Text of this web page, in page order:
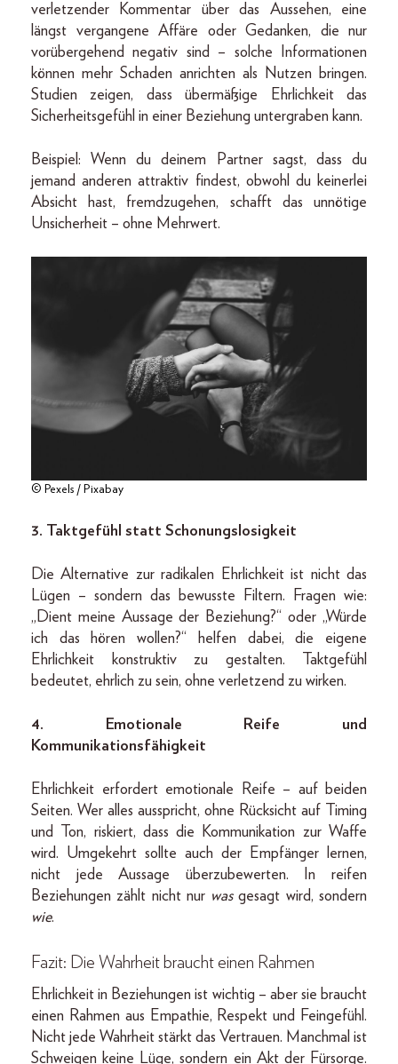
verletzender Kommentar über das Aussehen, eine
längst vergangene Affäre oder Gedanken, die nur
vorübergehend negativ sind – solche Informationen
können mehr Schaden anrichten als Nutzen bringen.
Studien zeigen, dass übermäßige Ehrlichkeit das
Sicherheitsgefühl in einer Beziehung untergraben kann.
Beispiel: Wenn du deinem Partner sagst, dass du
jemand anderen attraktiv findest, obwohl du keinerlei
Absicht hast, fremdzugehen, schafft das unnötige
Unsicherheit – ohne Mehrwert.
© Pexels / Pixabay
3. Taktgefühl statt Schonungslosigkeit
Die Alternative zur radikalen Ehrlichkeit ist nicht das
Lügen – sondern das bewusste Filtern. Fragen wie:
„Dient meine Aussage der Beziehung?“ oder „Würde
ich das hören wollen?“ helfen dabei, die eigene
Ehrlichkeit konstruktiv zu gestalten. Taktgefühl
bedeutet, ehrlich zu sein, ohne verletzend zu wirken.
4. Emotionale Reife und
Kommunikationsfähigkeit
Ehrlichkeit erfordert emotionale Reife – auf beiden
Seiten. Wer alles ausspricht, ohne Rücksicht auf Timing
und Ton, riskiert, dass die Kommunikation zur Waffe
wird. Umgekehrt sollte auch der Empfänger lernen,
nicht jede Aussage überzubewerten. In reifen
Beziehungen zählt nicht nur wasgesagt wird, sondern
wie.
Fazit: Die Wahrheit braucht einen Rahmen
Ehrlichkeit in Beziehungen ist wichtig – aber sie braucht
einen Rahmen aus Empathie, Respekt und Feingefühl.
Nicht jede Wahrheit stärkt das Vertrauen. Manchmal ist
Schweigen keine Lüge, sondern ein Akt der Fürsorge.